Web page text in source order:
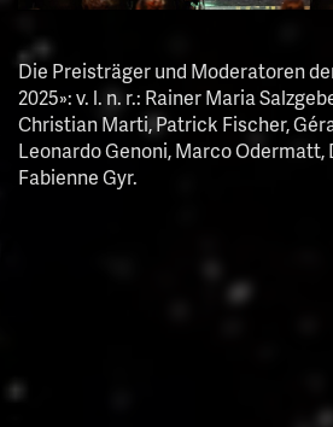
Die Preisträger und Moderatoren
2025»: v. l. n. r.: Rainer Maria
Christian Marti, Patrick Fischer,
Leonardo Genoni, Marco Odermatt,
Fabienne Gyr.